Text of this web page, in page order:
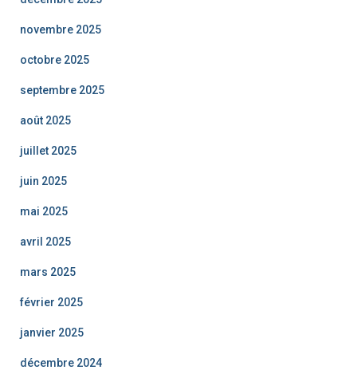
novembre 2025
octobre 2025
septembre 2025
août 2025
juillet 2025
juin 2025
mai 2025
avril 2025
mars 2025
février 2025
janvier 2025
décembre 2024